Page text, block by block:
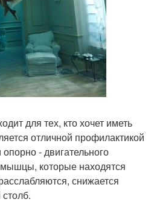
для тех, кто хочет иметь
отличной профилактикой
- двигательного
которые находятся
снижается